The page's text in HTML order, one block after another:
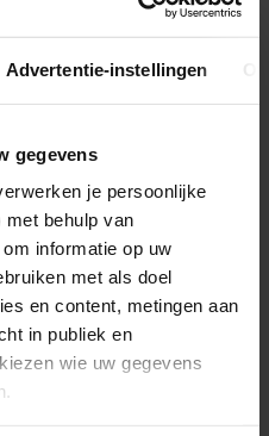
Advertentie-instellingen
gegevens
je persoonlijke
behulp van
informatie op uw
met als doel
en content, metingen aan
in publiek en
wie uw gegevens
ligt nu in de winkel
lezen